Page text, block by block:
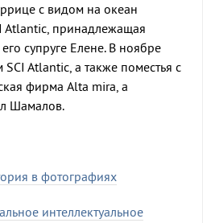
с видом на океан
Atlantic, принадлежащая
супруге Елене. В ноябре
Atlantic, а также поместья с
фирма Alta mira, а
Шамалов.
в фотографиях
интеллектуальное